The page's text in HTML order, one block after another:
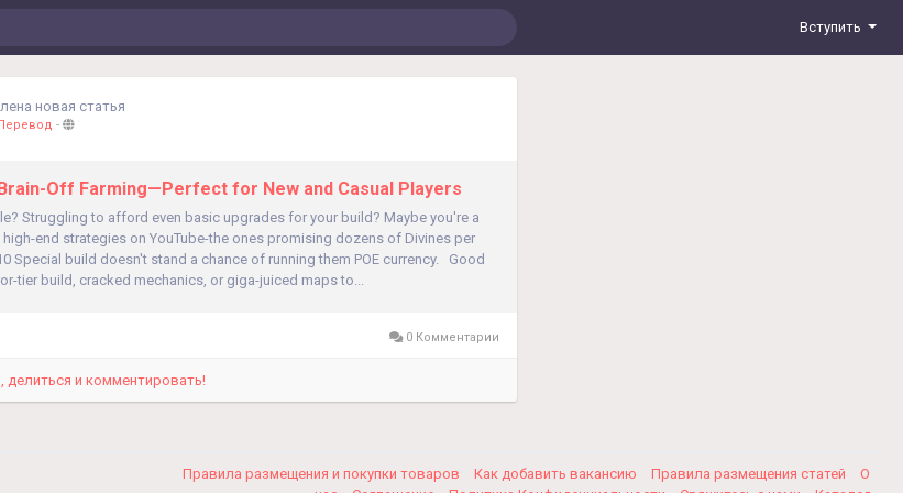
Вступить
новая статья
-
Off Farming—Perfect for New and Casual Players
Struggling to afford even basic upgrades for your build? Maybe you're a
end strategies on YouTube-the ones promising dozens of Divines per
Special build doesn't stand a chance of running them POE currency. Good
tier build, cracked mechanics, or giga-juiced maps to...
0 Комментарии
делиться и комментировать!
Правила размещения и покупки товаров Как добавить вакансию Правила размещения статей
О